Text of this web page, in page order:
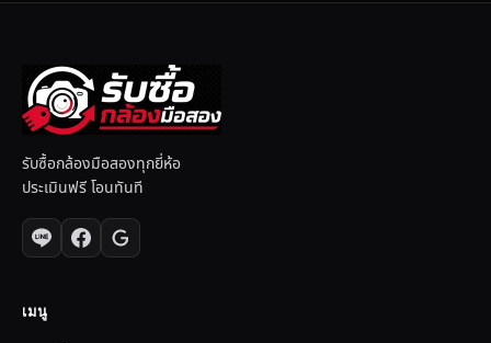
รับซื้อกล้องมือสองทุกยี่ห้อ
ประเมินฟรี โอนทันที
เมนู